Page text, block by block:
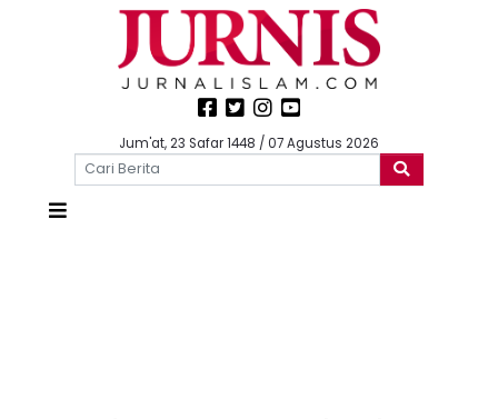
Jum'at, 23 Safar 1448 / 07 Agustus 2026